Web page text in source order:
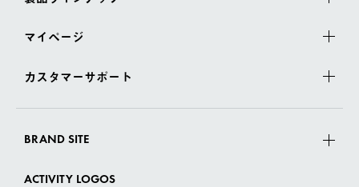
マイページ
カスタマーサポート
BRAND SITE
ACTIVITY LOGOS